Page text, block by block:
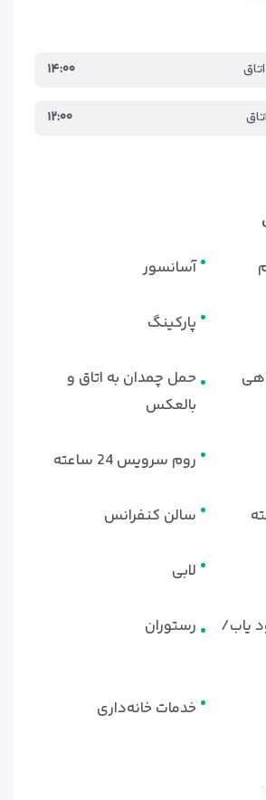
۱۴:۰۰
۱۲:۰۰
آسانسور
پارکینگ
حمل چمدان به اتاق و
بالعکس
روم سرویس 24 ساعته
سالن کنفرانس
لابی
یاب/
رستوران
خدمات خانه‌داری